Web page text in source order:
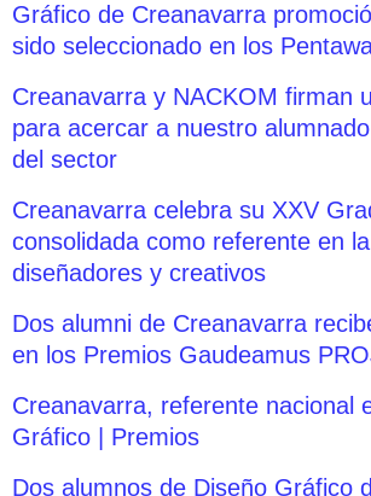
Gráfico de Creanavarra
sido seleccionado en los
Creanavarra y NACKOM firman
para acercar a nuestro
del sector
Creanavarra celebra su XXV
consolidada como referente en
diseñadores y creativos
Dos alumni de Creanavarra
en los Premios Gaudeamus
Creanavarra, referente nacional
Gráfico | Premios
Dos alumnos de Diseño Gráfico